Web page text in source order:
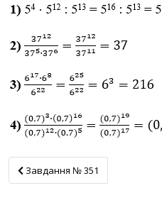
Завдання № 351
Завдання № 351